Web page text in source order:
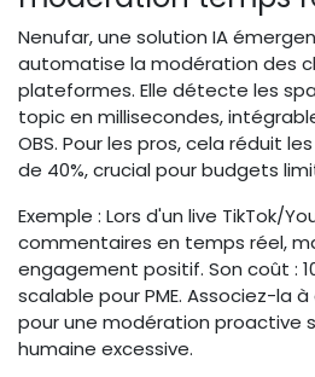
Nenufar, une solution IA
automatise la modération des
plateformes. Elle détecte les
topic en millisecondes,
OBS. Pour les pros, cela réduit
de 40%, crucial pour budgets
Exemple : Lors d'un live TikTok/
commentaires en temps réel,
engagement positif. Son coût :
scalable pour PME. Associez-la
pour une modération proactive
humaine excessive.